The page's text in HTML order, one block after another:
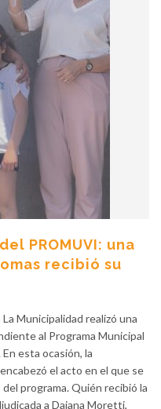
PROMUVI: una
recibió su
Municipalidad realizó una
al Programa Municipal
esta ocasión, la
el acto en el que se
programa. Quién recibió la
a Daiana Moretti,